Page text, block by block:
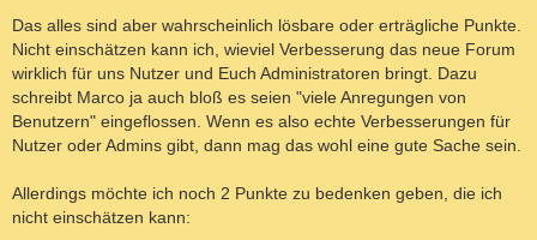
Das alles sind aber wahrscheinlich lösbare oder erträgliche Punkte.
Nicht einschätzen kann ich, wieviel Verbesserung das neue Forum
wirklich für uns Nutzer und Euch Administratoren bringt. Dazu
schreibt Marco ja auch bloß es seien "viele Anregungen von
Benutzern" eingeflossen. Wenn es also echte Verbesserungen für
Nutzer oder Admins gibt, dann mag das wohl eine gute Sache sein.
Allerdings möchte ich noch 2 Punkte zu bedenken geben, die ich
nicht einschätzen kann: